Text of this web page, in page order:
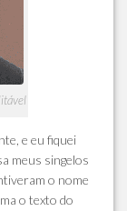
e eu fiquei
meus singelos
o nome
o texto do